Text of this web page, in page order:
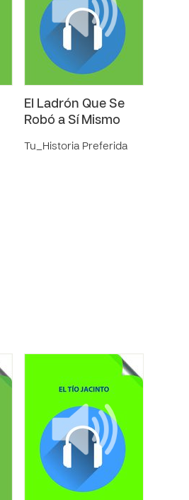
El Ladrón Que Se
Robó a Sí Mismo
Tu_Historia Preferida